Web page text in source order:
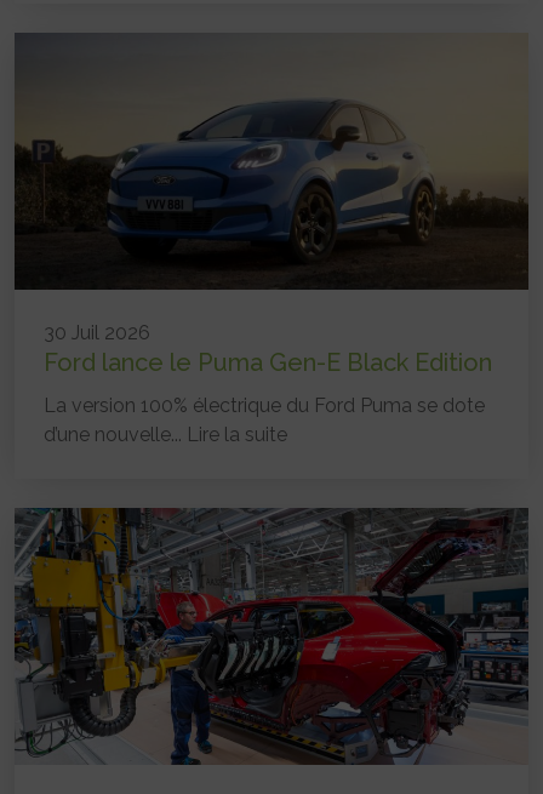
30 Juil 2026
Ford lance le Puma Gen-E Black Edition
La version 100% électrique du Ford Puma se dote
d’une nouvelle... Lire la suite